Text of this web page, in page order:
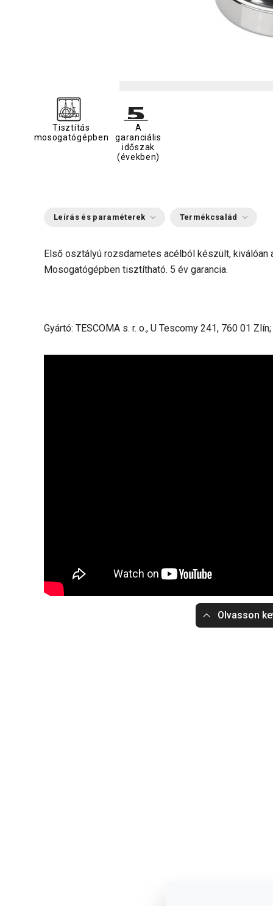
Tisztítás
mosogatógépben
A
garanciális
időszak
(években)
Leírás és paraméterek Termékcsalád
Első osztályú rozsdametes acélból készült, kiválóan
Mosogatógépben tisztítható. 5 év garancia.
Gyártó: TESCOMA s. r. o., U Tescomy 241, 760 01 Zlín;
Olvasson